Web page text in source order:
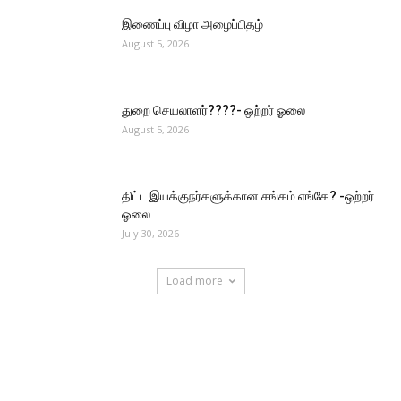
இணைப்பு விழா அழைப்பிதழ்
August 5, 2026
துறை செயலாளர்????- ஒற்றர் ஓலை
August 5, 2026
திட்ட இயக்குநர்களுக்கான சங்கம் எங்கே? -ஒற்றர்
ஓலை
July 30, 2026
Load more